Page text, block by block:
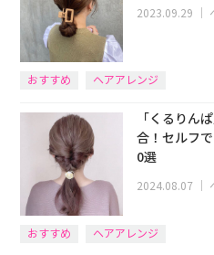
2023.09.29 ｜
おすすめ ヘアアレンジ
「くるりん
合！セルフ
0選
2024.08.07 ｜
おすすめ ヘアアレンジ